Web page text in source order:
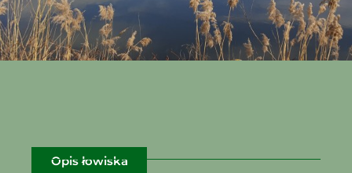
Opis łowiska